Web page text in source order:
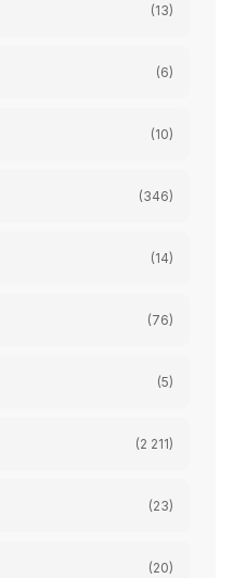
(13)
(6)
(10)
(346)
(14)
(76)
(5)
(2 211)
(23)
(20)